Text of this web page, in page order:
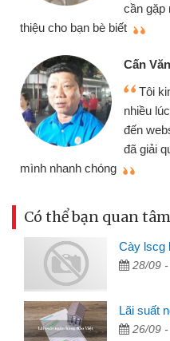
cần gặp
thiệu cho bạn bè biết
Cấn
Tôi
nhiều
đến
đã giải
mình nhanh chóng
Có thể bạn quan
Cày lscg
28/09
Lãi suất
26/09